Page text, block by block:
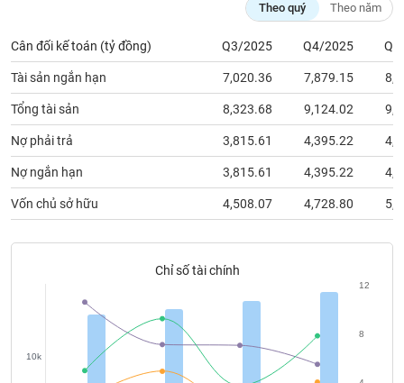
Theo quý Theo năm
Cân đối kế toán (tỷ đồng) Q3/2025 Q4/2025
Tài sản ngắn hạn 7,020.36 7,879.15
Tổng tài sản 8,323.68 9,124.02
Nợ phải trả 3,815.61 4,395.22
Nợ ngắn hạn 3,815.61 4,395.22
Vốn chủ sở hữu 4,508.07 4,728.80
Chỉ số tài chính
10k
8
12
Công
cụ
tư
thông
chính
liệu